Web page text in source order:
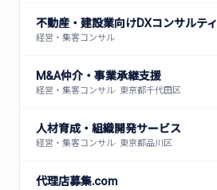
経営・集客コンサル
M&A仲介・事業承継支援
経営・集客コンサル· 東京都千代田区
人材育成・組織開発サービス
経営・集客コンサル· 東京都品川区
代理店募集.com